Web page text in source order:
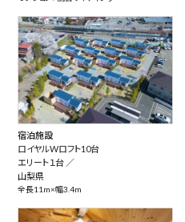
宿泊施設
ロイヤルWロフト10台
エリート１台 ／
山梨県
全長11m×幅3.4m